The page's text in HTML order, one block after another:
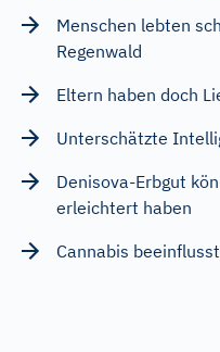
Menschen lebten
Regenwald
Eltern haben doch
Unterschätzte
Denisova-Erbgut
erleichtert haben
Cannabis